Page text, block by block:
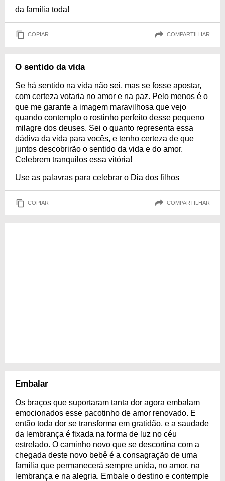
da família toda!
COPIAR COMPARTILHAR
O sentido da vida
Se há sentido na vida não sei, mas se fosse apostar,
com certeza votaria no amor e na paz. Pelo menos é o
que me garante a imagem maravilhosa que vejo
quando contemplo o rostinho perfeito desse pequeno
milagre dos deuses. Sei o quanto representa essa
dádiva da vida para vocês, e tenho certeza de que
juntos descobrirão o sentido da vida e do amor.
Celebrem tranquilos essa vitória!
Use as palavras para celebrar o Dia dos filhos
COPIAR COMPARTILHAR
Embalar
Os braços que suportaram tanta dor agora embalam
emocionados esse pacotinho de amor renovado. E
então toda dor se transforma em gratidão, e a saudade
da lembrança é fixada na forma de luz no céu
estrelado. O caminho novo que se descortina com a
chegada deste novo bebê é a consagração de uma
família que permanecerá sempre unida, no amor, na
lembrança e na alegria. Embale o destino e contemple